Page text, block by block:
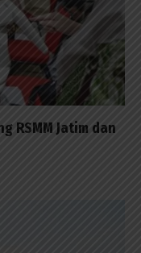
RSMM Jatim dan